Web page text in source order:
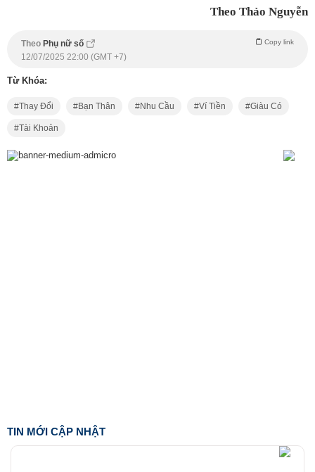
Theo Thảo Nguyễn
Theo Phụ nữ số Copy link
12/07/2025 22:00 (GMT +7)
Từ Khóa:
Thay Đổi Bạn Thân Nhu Cầu Ví Tiền Giàu Có
Tài Khoản
TIN MỚI CẬP NHẬT